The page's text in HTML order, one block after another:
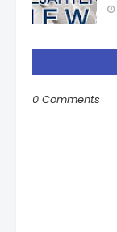
0 Comments